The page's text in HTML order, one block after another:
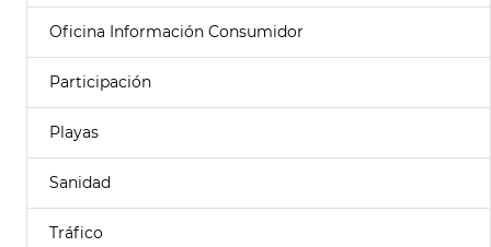
Oficina Información Consumidor
Participación
Playas
Sanidad
Tráfico